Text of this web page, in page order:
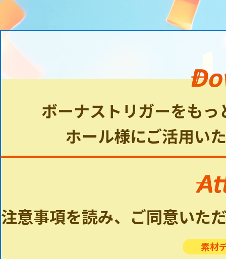
ボーナストリガーをも
ホール様にご活用い
注意事項を読み、ご同意いた
素材